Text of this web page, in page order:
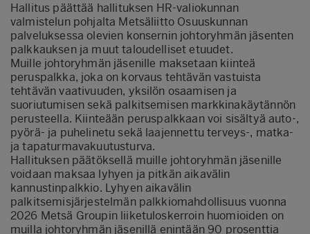
Hallitus päättää hallituksen HR-valiokunnan
valmistelun pohjalta Metsäliitto Osuuskunnan
palveluksessa olevien konsernin johtoryhmän jäsenten
palkkauksen ja muut taloudelliset etuudet.
Muille johtoryhmän jäsenille maksetaan kiinteä
peruspalkka, joka on korvaus tehtävän vastuista
tehtävän vaativuuden, yksilön osaamisen ja
suoriutumisen sekä palkitsemisen markkinakäytännön
perusteella. Kiinteään peruspalkkaan voi sisältyä auto-,
pyörä- ja puhelinetu sekä laajennettu terveys-, matka-
ja tapaturmavakuutusturva.
Hallituksen päätöksellä muille johtoryhmän jäsenille
voidaan maksaa lyhyen ja pitkän aikavälin
kannustinpalkkio. Lyhyen aikavälin
palkitsemisjärjestelmän palkkiomahdollisuus vuonna
2026 Metsä Groupin liiketuloskerroin huomioiden on
muilla johtoryhmän jäsenillä enintään 90 prosenttia